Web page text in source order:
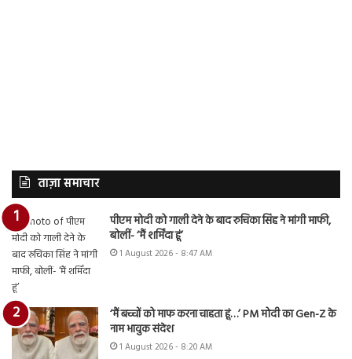
ताज़ा समाचार
पीएम मोदी को गाली देने के बाद रुचिका सिंह ने मांगी माफी,
बोलीं- ‘मैं शर्मिंदा हूं’
1 August 2026 - 8:47 AM
‘मैं बच्चों को माफ करना चाहता हूं…’ PM मोदी का Gen-Z के
नाम भावुक संदेश
1 August 2026 - 8:20 AM